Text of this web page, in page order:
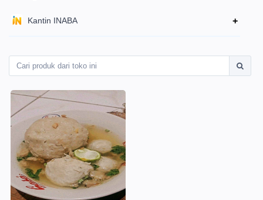
Kantin INABA +